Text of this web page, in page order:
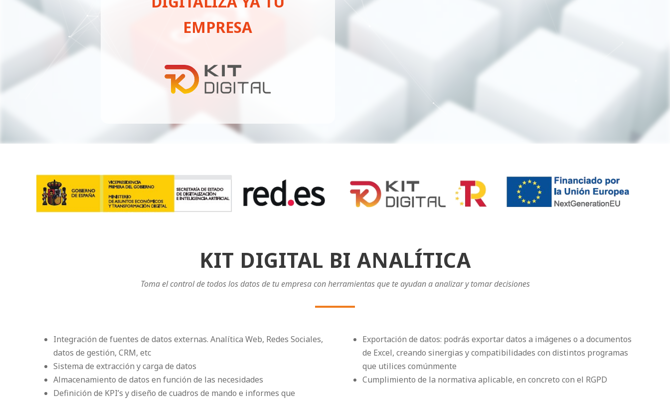
EMPRESA
KIT DIGITAL BI ANALÍTICA
Toma el control de todos los datos de tu empresa con herramientas que te ayudan a analizar y tomar decisiones
Integración de fuentes de datos externas. Analítica Web, Redes Sociales,
datos de gestión, CRM, etc
Sistema de extracción y carga de datos
Almacenamiento de datos en función de las necesidades
Definición de KPI’s y diseño de cuadros de mando e informes que
Exportación de datos: podrás exportar datos a imágenes o a documentos
de Excel, creando sinergias y compatibilidades con distintos programas
que utilices comúnmente
Cumplimiento de la normativa aplicable, en concreto con el RGPD